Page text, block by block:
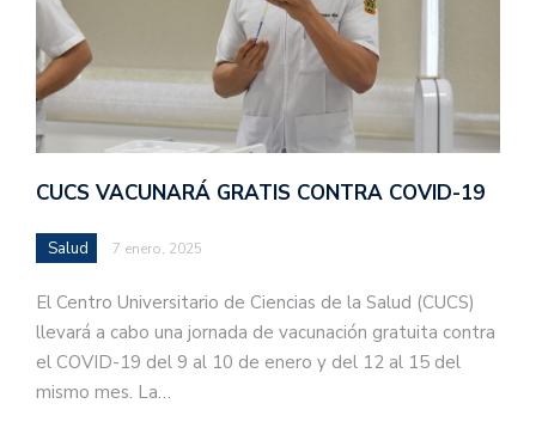
CUCS VACUNARÁ GRATIS CONTRA COVID-19
Salud 7 enero, 2025
El Centro Universitario de Ciencias de la Salud (CUCS)
llevará a cabo una jornada de vacunación gratuita contra
el COVID-19 del 9 al 10 de enero y del 12 al 15 del
mismo mes. La…